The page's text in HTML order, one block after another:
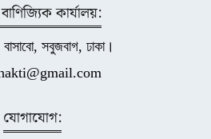
কার্যালয়:
সবুজবাগ, ঢাকা।
যোগাযোগ: